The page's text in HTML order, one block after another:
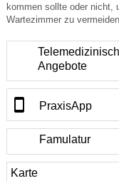
kommen sollte oder nicht,
Wartezimmer zu vermeiden.
Angebote
PraxisApp
Famulatur
Karte